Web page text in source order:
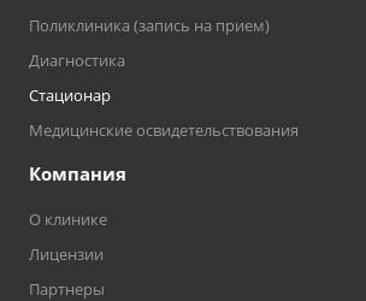
Поликлиника (запись на прием)
Диагностика
Стационар
Медицинские освидетельствования
Компания
О клинике
Лицензии
Партнеры